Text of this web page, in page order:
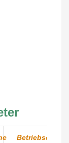
Betriebsdruck